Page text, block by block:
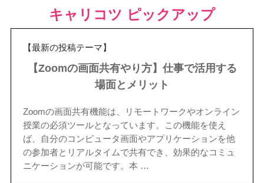
キャリコツ ピックアップ
【最新の投稿テーマ】
【Zoomの画面共有やり方】仕事で活用する
場面とメリット
Zoomの画面共有機能は、リモートワークやオンライン
授業の必須ツールとなっています。この機能を使え
ば、自分のコンピュータ画面やアプリケーションを他
の参加者とリアルタイムで共有でき、効果的なコミュ
ニケーションが可能です。本 …